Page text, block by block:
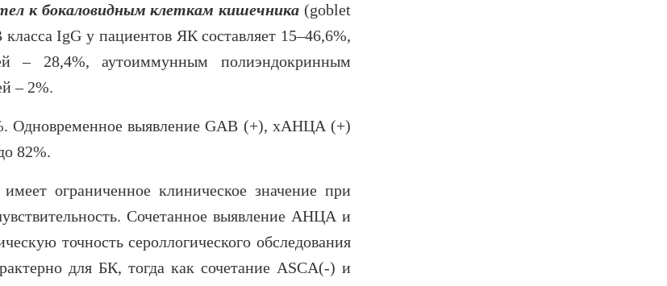
к бокаловидным клеткам кишечника (goblet
IgG у пациентов ЯК составляет 15–46,6%,
– 28,4%, аутоиммунным полиэндокринным
– 2%.
Одновременное выявление GAB (+), xАНЦА (+)
82%.
ограниченное клиническое значение при
Сочетанное выявление АНЦА и
точность сероллогического обследования
для БК, тогда как сочетание ASCA(-) и